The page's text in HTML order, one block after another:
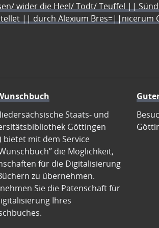
wider die Heel/ Todt/ Teuffel ||
|| durch Alexium Bres=||nicerum
Staats- und
Göttingen
bietet mit dem Service
die Möglichkeit,
für die Digitalisierung
zu übernehmen.
Sie die Patenschaft für
Ihres